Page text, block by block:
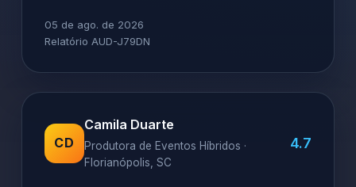
05 de ago. de 2026
Relatório AUD-J79DN
CD
Camila Duarte
Produtora de Eventos Híbridos ·
Florianópolis, SC
4.7